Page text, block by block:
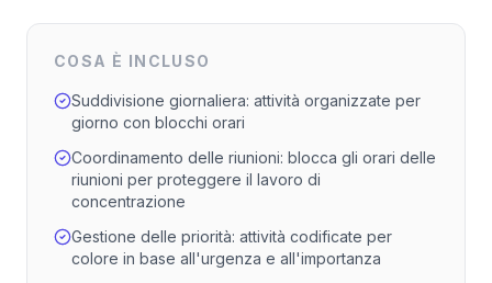
COSA È INCLUSO
Suddivisione giornaliera: attività organizzate per
giorno con blocchi orari
Coordinamento delle riunioni: blocca gli orari delle
riunioni per proteggere il lavoro di
concentrazione
Gestione delle priorità: attività codificate per
colore in base all'urgenza e all'importanza